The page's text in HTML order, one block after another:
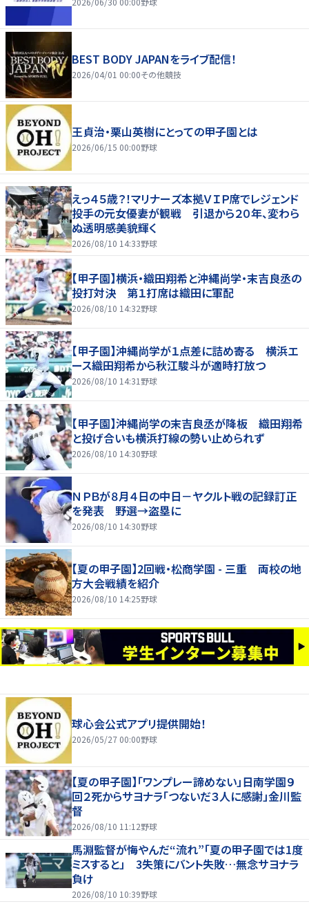
BEST BODY JAPANをライブ配信！
2026/04/01 00:00その他競技
王貞治・栗山英樹にとっての甲子園とは
2026/06/15 00:00野球
えっ４５歳？！マリナーズ本拠ＶＩＰ席でレジェンド
投手の元女優妻が観戦 引退から２０年、変わら
ぬ透明感美貌輝く
2026/08/10 14:33野球
【甲子園】横浜・織田翔希と沖縄尚学・末吉良丞の
投打対決 第１打席は織田に軍配
2026/08/10 14:32野球
【甲子園】沖縄尚学が１点差に詰め寄る 横浜エ
ース織田翔希から秋江駿斗が適時打放つ
2026/08/10 14:31 野球
【甲子園】沖縄尚学の末吉良丞が降板 織田翔希
と投げ合いも横浜打線の勢い止められず
2026/08/10 14:30野球
ＮＰＢが８月４日の中日－ヤクルト戦の記録訂正
を発表 野選→盗塁に
2026/08/10 14:30野球
【夏の甲子園】2回戦・松商学園 - 三重 両校の地
方大会戦績を紹介
2026/08/10 14:25野球
球心会公式アプリ提供開始！
2026/05/27 00:00野球
【夏の甲子園】「ワンプレー諦めない」日南学園９
回２死からサヨナラ「つないだ３人に感謝」金川監
督
2026/08/10 11:12野球
馬淵監督が悔やんだ“流れ”「夏の甲子園では1度
ミスすると」 3失策にバント失敗…無念サヨナラ
負け
2026/08/10 10:39野球